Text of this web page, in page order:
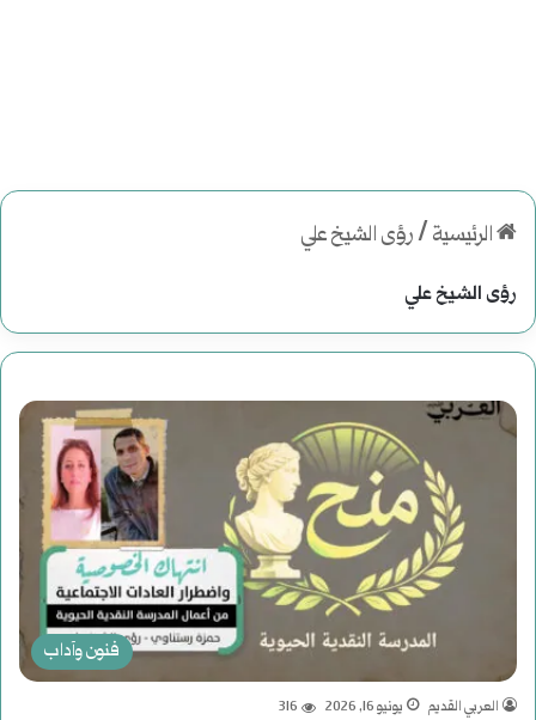
الرئيسية /رؤى الشيخ علي
رؤى الشيخ علي
فنون وآداب
العربي القديم يونيو 16, 2026 316